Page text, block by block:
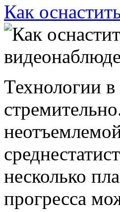
Как
Технологии
несколько
прогресса